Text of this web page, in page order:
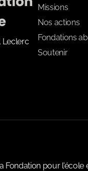
Leclerc
Missions
Nos actions
Fondations
Soutenir
Fondation pour